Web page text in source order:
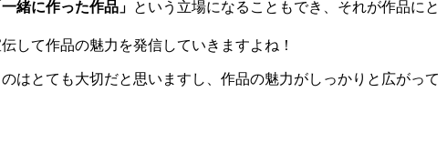
緒に作った作品」 という立場になることもでき、それが作品にと
して作品の魅力を発信していきますよね！
はとても大切だと思いますし、作品の魅力がしっかりと広がって